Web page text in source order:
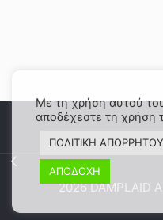
2026 DAMPLAID
Με τη χρήση αυτού
αποδέχεστε τη χρήση
ΠΟΛΙΤΙΚΗ ΑΠΟΡΡΗΤΟΥ
ΑΠΟΔΟΧΗ